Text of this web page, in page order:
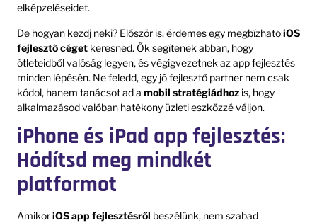
elképzeléseidet.
De hogyan kezdj neki? Először is, érdemes egy megbízhatóiOS
fejlesztő céget keresned. Ők segítenek abban, hogy
ötleteidből valóság legyen, és végigvezetnek az app fejlesztés
minden lépésén. Ne feledd, egy jó fejlesztő partner nem csak
kódol, hanem tanácsot ad a mobil stratégiádhoz is, hogy
alkalmazásod valóban hatékony üzleti eszközzé váljon.
iPhone és iPad app fejlesztés:
Hódítsd meg mindkét
platformot
AmikoriOS app fejlesztésről beszélünk, nem szabad